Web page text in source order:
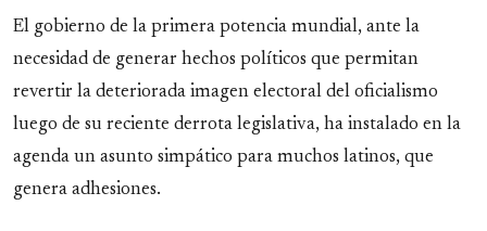
El gobierno de la primera potencia mundial, ante la
necesidad de generar hechos políticos que permitan
revertir la deteriorada imagen electoral del oficialismo
luego de su reciente derrota legislativa, ha instalado en la
agenda un asunto simpático para muchos latinos, que
genera adhesiones.